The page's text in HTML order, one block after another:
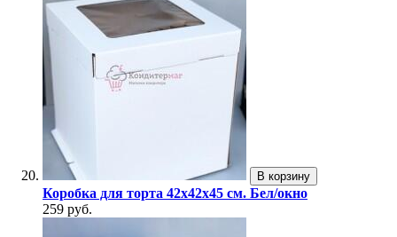
В корзину
Коробка для торта 42х42х45 см. Бел/окно
259 руб.